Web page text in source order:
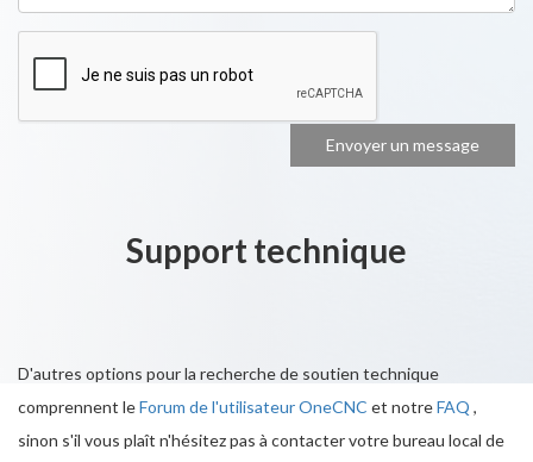
Support technique
D'autres options pour la recherche de soutien technique
comprennent leForum de l'utilisateur OneCNC et notreFAQ ,
sinon s'il vous plaît n'hésitez pas à contacter votre bureau local de